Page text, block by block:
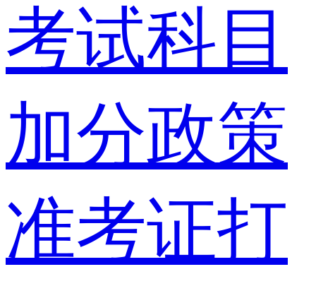
考试科目
加分政策
准考证打